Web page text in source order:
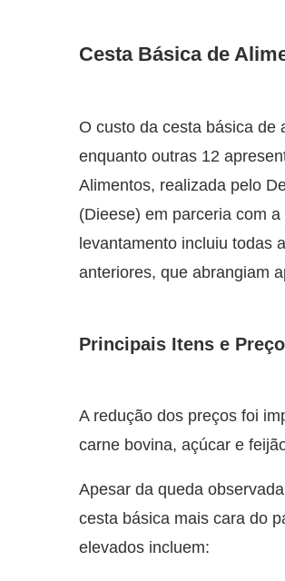
Cesta Básica de
O custo da cesta básica de
enquanto outras 12
Alimentos, realizada pelo
(Dieese) em parceria com
levantamento incluiu todas
anteriores, que abrangiam
Principais Itens e
A redução dos preços foi
carne bovina, açúcar e
Apesar da queda
cesta básica mais cara do
elevados incluem: